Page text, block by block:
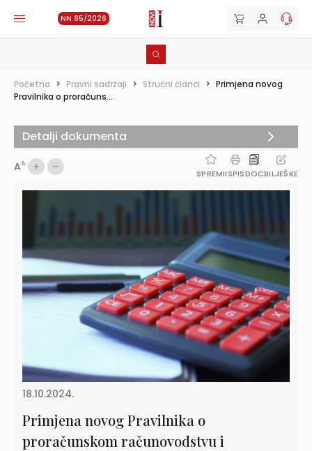
NN 85/2026
Početna > Pravni sadržaji > Stručni članci > Primjena novog
Pravilnika o proračuns...
AA
SPREMIISPISDOCBILJEŠKE
18.10.2024.
Primjena novog Pravilnika o
proračunskom računovodstvu i
Detalji dokumenta